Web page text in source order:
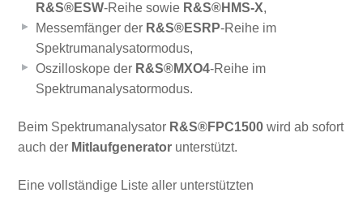
R&S®ESW-Reihe sowie R&S®HMS-X,
Messemfänger der R&S®ESRP-Reihe im
Spektrumanalysatormodus,
Oszilloskope der R&S®MXO4-Reihe im
Spektrumanalysatormodus.
Beim Spektrumanalysator R&S®FPC1500wird ab sofort
auch der Mitlaufgeneratorunterstützt.
Eine vollständige Liste aller unterstützten